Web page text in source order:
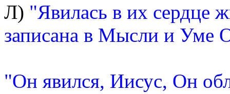
Л) "Явилась в их сердце
записана в Мысли и Уме
"Он явился, Иисус, Он